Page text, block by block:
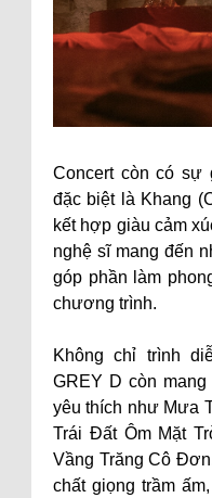
Concert còn có sự
đặc biệt là Khang
kết hợp giàu cảm
nghệ sĩ mang đến
góp phần làm
chương trình.
Không chỉ trình
GREY D còn
yêu thích như Mưa
Trái Đất Ôm Mặt
Vầng Trăng Cô
chất giọng trầm